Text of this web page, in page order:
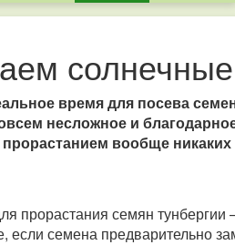
время для посева
несложное и
вообще
прорастания семян тунбергии
если семена предварительно